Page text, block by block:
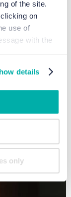
of the site.
on
use of
with the
you can
details
only